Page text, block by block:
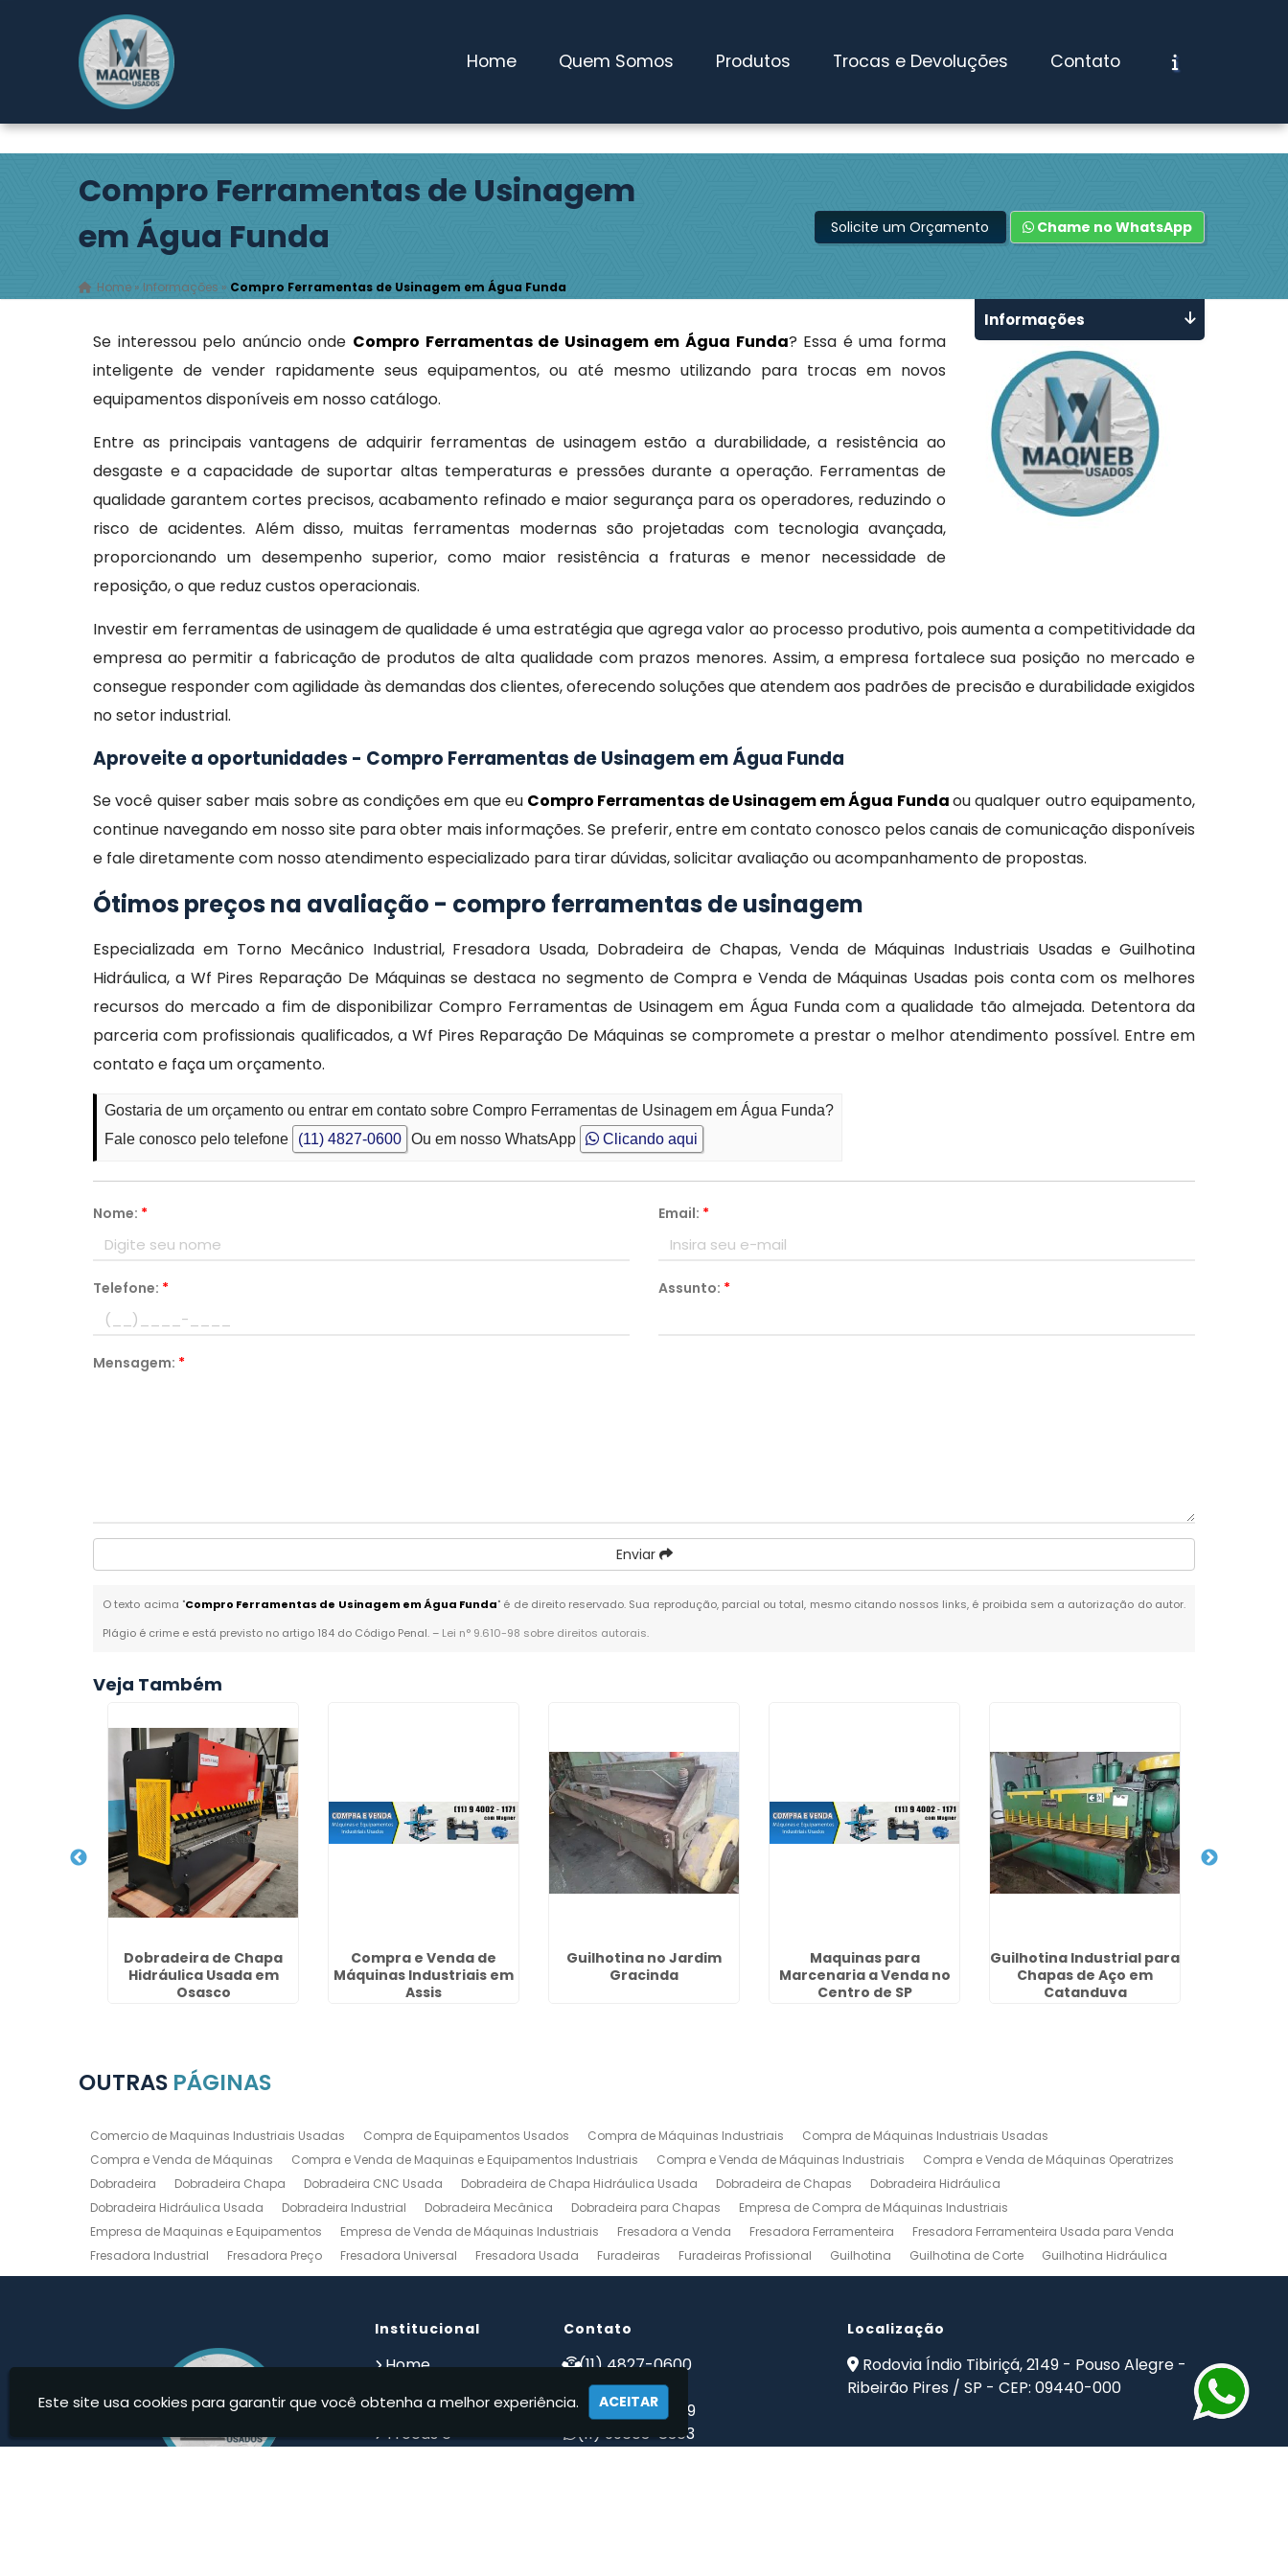
Rodovia Índio Tibiriçá, 2149 - Pouso Alegre - Ribeirão Pires / SP
Compro Ferramentas de Usinagem
em Água Funda
Home » Informações » Compro Ferramentas de Usinagem em Água Funda
Solicite um Orçamento Chame no WhatsApp
Se interessou pelo anúncio onde Compro Ferramentas de Usinagem em Água Funda? Essa é uma forma
inteligente de vender rapidamente seus equipamentos, ou até mesmo utilizando para trocas em novos
equipamentos disponíveis em nosso catálogo.
Entre as principais vantagens de adquirir ferramentas de usinagem estão a durabilidade, a resistência ao
desgaste e a capacidade de suportar altas temperaturas e pressões durante a operação. Ferramentas de
qualidade garantem cortes precisos, acabamento refinado e maior segurança para os operadores, reduzindo o
risco de acidentes. Além disso, muitas ferramentas modernas são projetadas com tecnologia avançada,
proporcionando um desempenho superior, como maior resistência a fraturas e menor necessidade de
reposição, o que reduz custos operacionais.
Investir em ferramentas de usinagem de qualidade é uma estratégia que agrega valor ao processo produtivo, pois aumenta a competitividade da
empresa ao permitir a fabricação de produtos de alta qualidade com prazos menores. Assim, a empresa fortalece sua posição no mercado e
consegue responder com agilidade às demandas dos clientes, oferecendo soluções que atendem aos padrões de precisão e durabilidade exigidos
no setor industrial.
Aproveite a oportunidades - Compro Ferramentas de Usinagem em Água Funda
Se você quiser saber mais sobre as condições em que eu Compro Ferramentas de Usinagem em Água Fundaou qualquer outro equipamento,
continue navegando em nosso site para obter mais informações. Se preferir, entre em contato conosco pelos canais de comunicação disponíveis
e fale diretamente com nosso atendimento especializado para tirar dúvidas, solicitar avaliação ou acompanhamento de propostas.
Ótimos preços na avaliação - compro ferramentas de usinagem
Especializada em Torno Mecânico Industrial, Fresadora Usada, Dobradeira de Chapas, Venda de Máquinas Industriais Usadas e Guilhotina
Hidráulica, a Wf Pires Reparação De Máquinas se destaca no segmento de Compra e Venda de Máquinas Usadas pois conta com os melhores
recursos do mercado a fim de disponibilizar Compro Ferramentas de Usinagem em Água Funda com a qualidade tão almejada. Detentora da
parceria com profissionais qualificados, a Wf Pires Reparação De Máquinas se compromete a prestar o melhor atendimento possível. Entre em
contato e faça um orçamento.
Gostaria de um orçamento ou entrar em contato sobre Compro Ferramentas de Usinagem em Água Funda?
Fale conosco pelo telefone
(11) 4827-0600 Ou em nosso WhatsApp Clicando aqui
Nome: * Email: *
Telefone: * Assunto: *
Mensagem: *
Enviar
O texto acima "Compro Ferramentas de Usinagem em Água Funda" é de direito reservado. Sua reprodução, parcial ou total, mesmo citando nossos links, é proibida sem a autorização do autor.
Plágio é crime e está previsto no artigo 184 do Código Penal. – Lei n° 9.610-98 sobre direitos autorais.
Informações
Veja Também
Dobradeira de Chapa
Hidráulica Usada em
Osasco
Compra e Venda de
Máquinas Industriais em
Assis
Guilhotina no Jardim
Gracinda
Maquinas para
Marcenaria a Venda no
Centro de SP
Guilhotina Industrial para
Chapas de Aço em
Catanduva
OUTRAS PÁGINAS
Comercio de Maquinas Industriais Usadas Compra de Equipamentos Usados Compra de Máquinas Industriais
Compra de Máquinas Industriais Usadas
Compra e Venda de Máquinas
Compra e Venda de Maquinas e Equipamentos Industriais Compra e Venda de Máquinas Industriais
Compra e Venda de Máquinas Operatrizes
Dobradeira
Dobradeira Chapa Dobradeira CNC Usada Dobradeira de Chapa Hidráulica Usada Dobradeira de Chapas
Dobradeira Hidráulica
Dobradeira Hidráulica Usada
Dobradeira Industrial Dobradeira Mecânica Dobradeira para Chapas
Empresa de Compra de Máquinas Industriais
Empresa de Maquinas e Equipamentos
Empresa de Venda de Máquinas Industriais Fresadora a Venda Fresadora Ferramenteira
Fresadora Ferramenteira Usada para Venda
Fresadora Industrial
Fresadora Preço Fresadora Universal Fresadora Usada Furadeiras Furadeiras Profissional Guilhotina Guilhotina de Corte
Guilhotina Hidráulica
Guilhotina Industrial
Guilhotina Industrial para Chapas de Aço Maquinas para Marcenaria Maquinas para Marcenaria a Venda
Maquinas para Marceneiro
Torno Mecânico Usado Barato Venda de Máquinas Industriais Venda de Máquinas Industriais Usadas
Ferramentas Industriais Compra e Venda
Compro Torno Mecanico
Institucional
Home
Produtos
Trocas e
Contato
(11) 4827-0600
(11) 94002-1171
(11) 97223-4869
(11) 99603-8303
Localização
Rodovia Índio Tibiriçá, 2149 - Pouso Alegre -
Ribeirão Pires / SP - CEP: 09440-000
Este site usa cookies para garantir que você obtenha a melhor experiência. ACEITAR